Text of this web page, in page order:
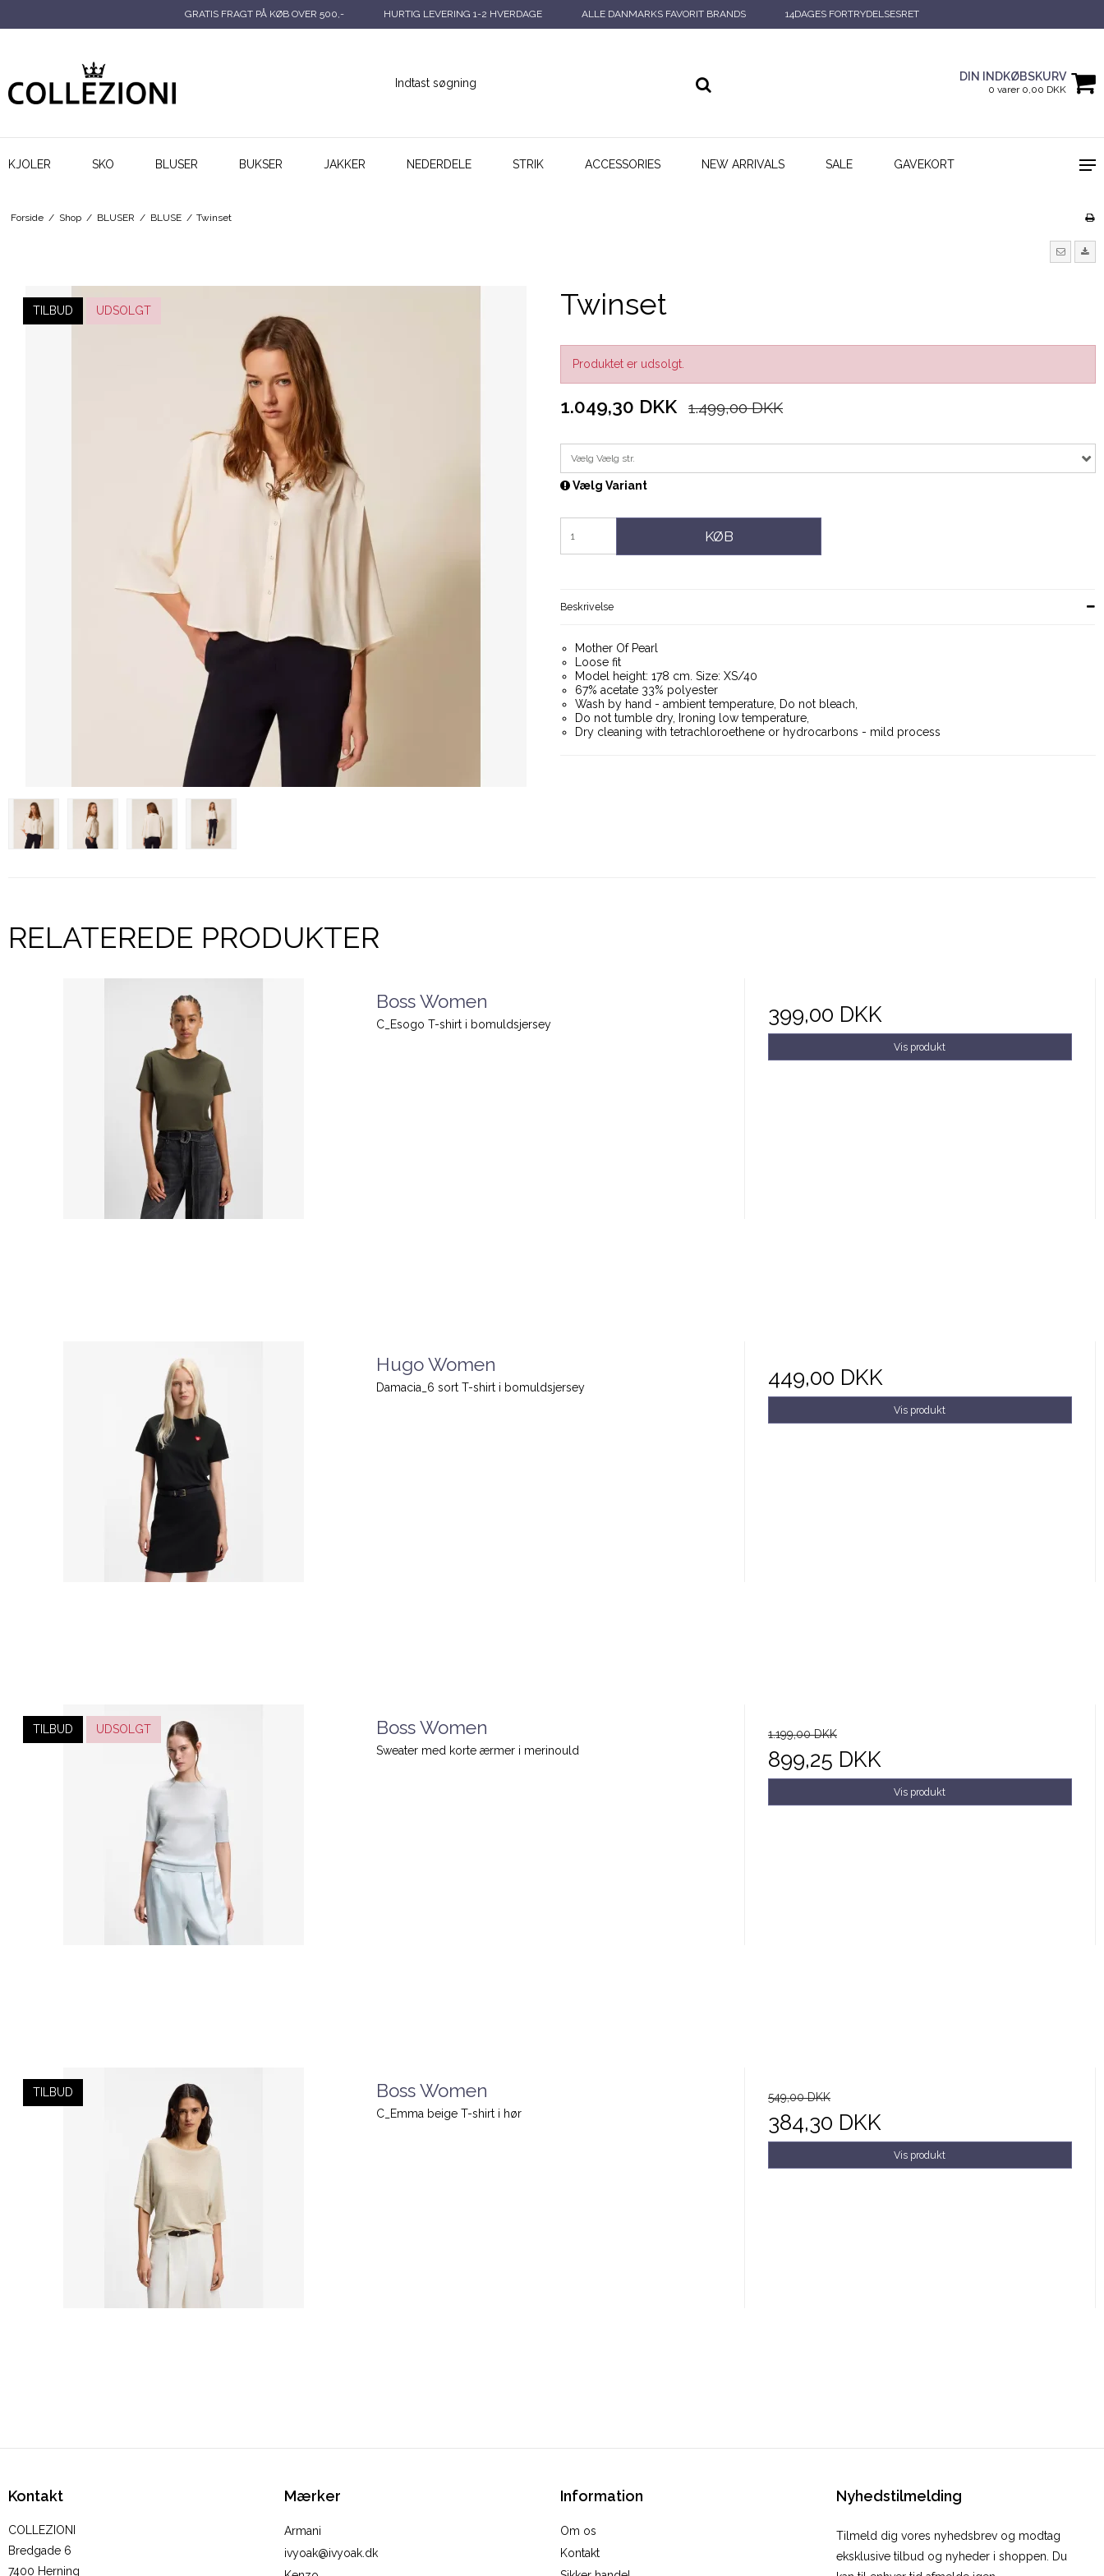
GRATIS FRAGT PÅ KØB OVER 500,- HURTIG LEVERING 1-2 HVERDAGE ALLE DANMARKS FAVORIT BRANDS 14DAGES FORTRYDELSESRET
DIN INDKØBSKURV
0 varer 0,00 DKK
KJOLER SKO BLUSER BUKSER JAKKER NEDERDELE STRIK ACCESSORIES NEW ARRIVALS SALE GAVEKORT
Forside / Shop / BLUSER / BLUSE / Twinset
TILBUD UDSOLGT Twinset
Produktet er udsolgt.
1.049,30 DKK 1.499,00 DKK
Vælg Vælg str.
Vælg Variant
KØB
Beskrivelse
Mother Of Pearl
Loose fit
Model height: 178 cm. Size: XS/40
67% acetate 33% polyester
Wash by hand - ambient temperature, Do not bleach,
Do not tumble dry, Ironing low temperature,
Dry cleaning with tetrachloroethene or hydrocarbons - mild process
RELATEREDE PRODUKTER
Boss Women
C_Esogo T-shirt i bomuldsjersey 399,00 DKK
Vis produkt
Hugo Women
Damacia_6 sort T-shirt i bomuldsjersey 449,00 DKK
Vis produkt
TILBUD UDSOLGT Boss Women
Sweater med korte ærmer i merinould
1.199,00 DKK
899,25 DKK
Vis produkt
TILBUD Boss Women
C_Emma beige T-shirt i hør
549,00 DKK
384,30 DKK
Vis produkt
Kontakt
COLLEZIONI
Bredgade 6
7400 Herning
Mærker
Armani
ivyoak@ivyoak.dk
Information
Om os
Kontakt
Nyhedstilmelding
Tilmeld dig vores nyhedsbrev og modtag
eksklusive tilbud og nyheder i shoppen. Du